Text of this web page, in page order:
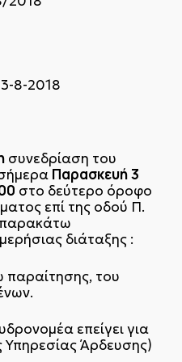
3-8-2018
συνεδρίαση του
Παρασκευή3
στο δεύτερο όροφο
επί της οδού Π.
διάταξης :
του
επείγει για
Υπηρεσίας Άρδευσης)